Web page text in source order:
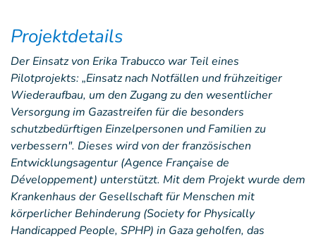
Projektdetails
Der Einsatz von Erika Trabucco war Teil eines
Pilotprojekts: „Einsatz nach Notfällen und frühzeitiger
Wiederaufbau, um den Zugang zu den wesentlicher
Versorgung im Gazastreifen für die besonders
schutzbedürftigen Einzelpersonen und Familien zu
verbessern". Dieses wird von der französischen
Entwicklungsagentur (Agence Française de
Développement) unterstützt. Mit dem Projekt wurde dem
Krankenhaus der Gesellschaft für Menschen mit
körperlicher Behinderung (Society for Physically
Handicapped People, SPHP) in Gaza geholfen, das